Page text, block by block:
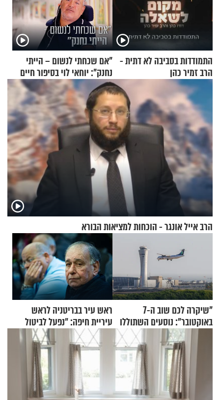
התמודדות בסביבה לא דתית -
הרב זמיר כהן
"אם שכחתי לנשום – הייתי
נחנק": יוחאי לוי בסיפור חיים
מעורר השראה
הרב אייל אונגר - הוכחות למציאות הבורא
"שיקרה לכם שוב ה-7
באוקטובר": נוסעים השתוללו
בטיסה לפרנקפורט ונעצרו
לאחר שתקפו שוטרים
ראש עיר בבריטניה לראש
עיריית חיפה: ״נפעל לביטול
ברית הערים התאומות״